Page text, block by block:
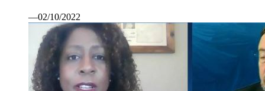
—02/10/2022